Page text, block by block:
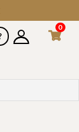
0